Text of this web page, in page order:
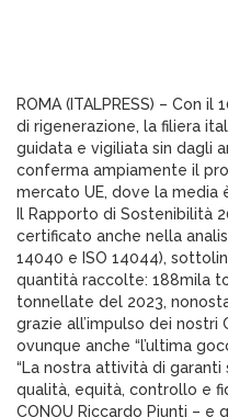
ROMA (ITALPRESS) – Con
di rigenerazione, la filiera
guidata e vigiliata sin dagli
conferma ampiamente il
mercato UE, dove la media
Il Rapporto di Sostenibilità
certificato anche nella
14040 e ISO 14044),
quantità raccolte: 188mila
tonnellate del 2023,
grazie all’impulso dei nostri
ovunque anche “l’ultima
“La nostra attività di garanti
qualità, equità, controllo e
CONOU Riccardo Piunti –